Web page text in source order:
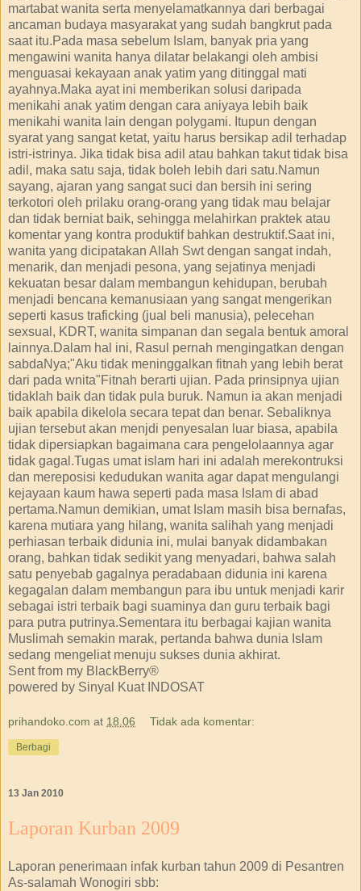
martabat wanita serta menyelamatkannya dari berbagai
ancaman budaya masyarakat yang sudah bangkrut pada
saat itu.Pada masa sebelum Islam, banyak pria yang
mengawini wanita hanya dilatar belakangi oleh ambisi
menguasai kekayaan anak yatim yang ditinggal mati
ayahnya.Maka ayat ini memberikan solusi daripada
menikahi anak yatim dengan cara aniyaya lebih baik
menikahi wanita lain dengan polygami. Itupun dengan
syarat yang sangat ketat, yaitu harus bersikap adil terhadap
istri-istrinya. Jika tidak bisa adil atau bahkan takut tidak bisa
adil, maka satu saja, tidak boleh lebih dari satu.Namun
sayang, ajaran yang sangat suci dan bersih ini sering
terkotori oleh prilaku orang-orang yang tidak mau belajar
dan tidak berniat baik, sehingga melahirkan praktek atau
komentar yang kontra produktif bahkan destruktif.Saat ini,
wanita yang dicipatakan Allah Swt dengan sangat indah,
menarik, dan menjadi pesona, yang sejatinya menjadi
kekuatan besar dalam membangun kehidupan, berubah
menjadi bencana kemanusiaan yang sangat mengerikan
seperti kasus traficking (jual beli manusia), pelecehan
sexsual, KDRT, wanita simpanan dan segala bentuk amoral
lainnya.Dalam hal ini, Rasul pernah mengingatkan dengan
sabdaNya;"Aku tidak meninggalkan fitnah yang lebih berat
dari pada wnita"Fitnah berarti ujian. Pada prinsipnya ujian
tidaklah baik dan tidak pula buruk. Namun ia akan menjadi
baik apabila dikelola secara tepat dan benar. Sebaliknya
ujian tersebut akan menjdi penyesalan luar biasa, apabila
tidak dipersiapkan bagaimana cara pengelolaannya agar
tidak gagal.Tugas umat islam hari ini adalah merekontruksi
dan mereposisi kedudukan wanita agar dapat mengulangi
kejayaan kaum hawa seperti pada masa Islam di abad
pertama.Namun demikian, umat Islam masih bisa bernafas,
karena mutiara yang hilang, wanita salihah yang menjadi
perhiasan terbaik didunia ini, mulai banyak didambakan
orang, bahkan tidak sedikit yang menyadari, bahwa salah
satu penyebab gagalnya peradabaan didunia ini karena
kegagalan dalam membangun para ibu untuk menjadi karir
sebagai istri terbaik bagi suaminya dan guru terbaik bagi
para putra putrinya.Sementara itu berbagai kajian wanita
Muslimah semakin marak, pertanda bahwa dunia Islam
sedang mengeliat menuju sukses dunia akhirat.
Sent from my BlackBerry®
powered by Sinyal Kuat INDOSAT
prihandoko.com at 18.06 Tidak ada komentar:
Berbagi
13 Jan 2010
Laporan Kurban 2009
Laporan penerimaan infak kurban tahun 2009 di Pesantren
As-salamah Wonogiri sbb: